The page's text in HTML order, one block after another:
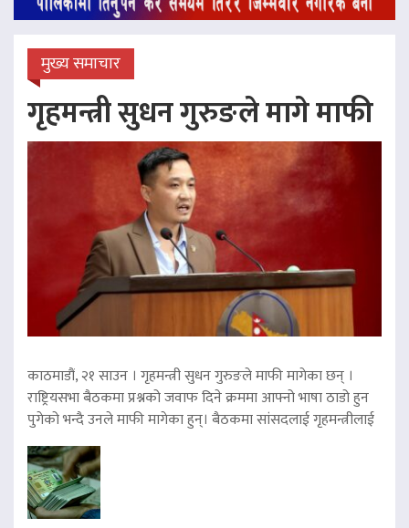
मुख्य समाचार
गृहमन्त्री सुधन गुरुङले मागे माफी
काठमाडौं, २१ साउन । गृहमन्त्री सुधन गुरुङले माफी मागेका छन् ।
राष्ट्रियसभा बैठकमा प्रश्नको जवाफ दिने क्रममा आफ्नो भाषा ठाडो हुन
पुगेको भन्दै उनले माफी मागेका हुन्। बैठकमा सांसदलाई गृहमन्त्रीलाई